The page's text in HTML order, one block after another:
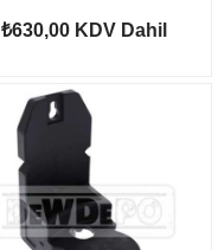
₺630,00 KDV Dahil